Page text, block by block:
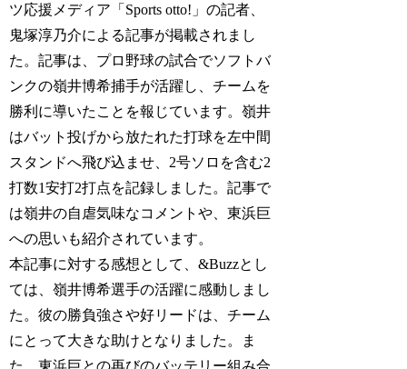
ツ応援メディア「Sports otto!」の記者、
鬼塚淳乃介による記事が掲載されまし
た。記事は、プロ野球の試合でソフトバ
ンクの嶺井博希捕手が活躍し、チームを
勝利に導いたことを報じています。嶺井
はバット投げから放たれた打球を左中間
スタンドへ飛び込ませ、2号ソロを含む2
打数1安打2打点を記録しました。記事で
は嶺井の自虐気味なコメントや、東浜巨
への思いも紹介されています。
本記事に対する感想として、&Buzzとし
ては、嶺井博希選手の活躍に感動しまし
た。彼の勝負強さや好リードは、チーム
にとって大きな助けとなりました。ま
た、東浜巨との再びのバッテリー組み合